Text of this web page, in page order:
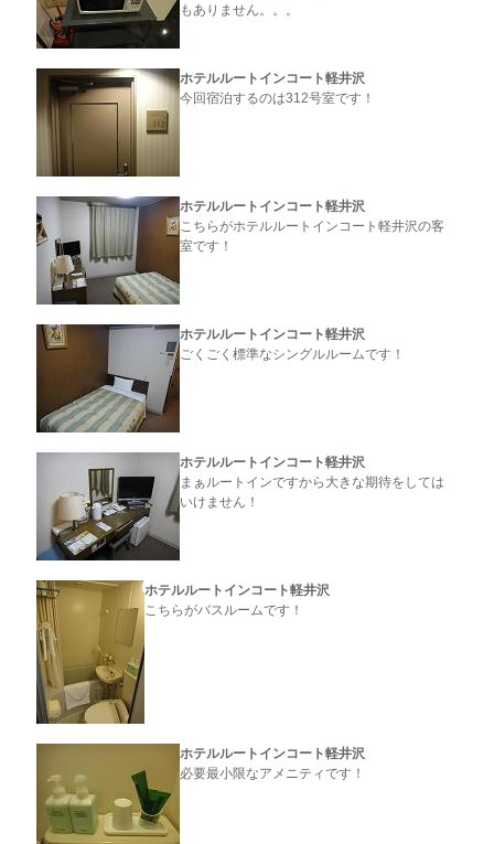
もありません。。。
ホテルルートインコート軽井沢
今回宿泊するのは312号室です！
ホテルルートインコート軽井沢
こちらがホテルルートインコート軽井沢の客
室です！
ホテルルートインコート軽井沢
ごくごく標準なシングルルームです！
ホテルルートインコート軽井沢
まぁルートインですから大きな期待をしては
いけません！
ホテルルートインコート軽井沢
こちらがバスルームです！
ホテルルートインコート軽井沢
必要最小限なアメニティです！